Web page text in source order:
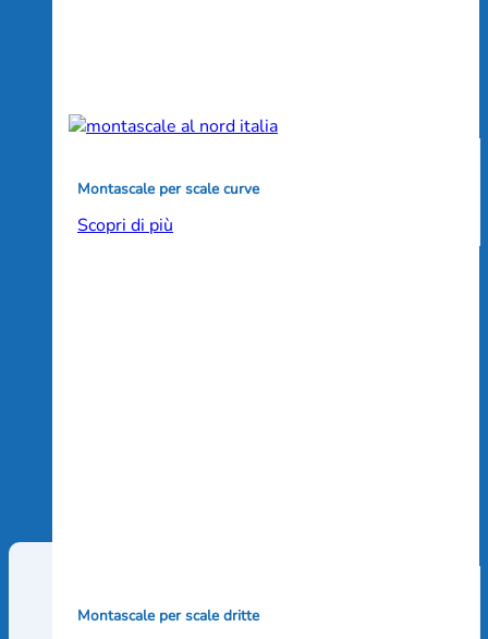
Montascale per scale curve
Scopri di più
Montascale per scale dritte